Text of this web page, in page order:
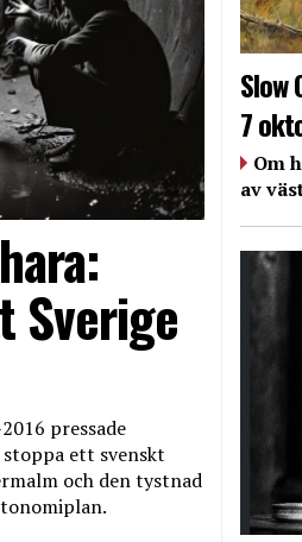
Sverige
pressade
ett svenskt
och den tystnad
Slow
7
Om
av